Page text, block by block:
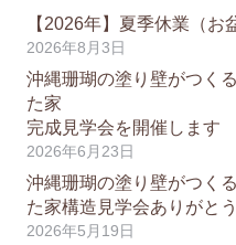
【2026年】夏季休業（お
2026年8月3日
沖縄珊瑚の塗り壁がつく
た家
完成見学会を開催します
2026年6月23日
沖縄珊瑚の塗り壁がつく
た家構造見学会ありがと
2026年5月19日